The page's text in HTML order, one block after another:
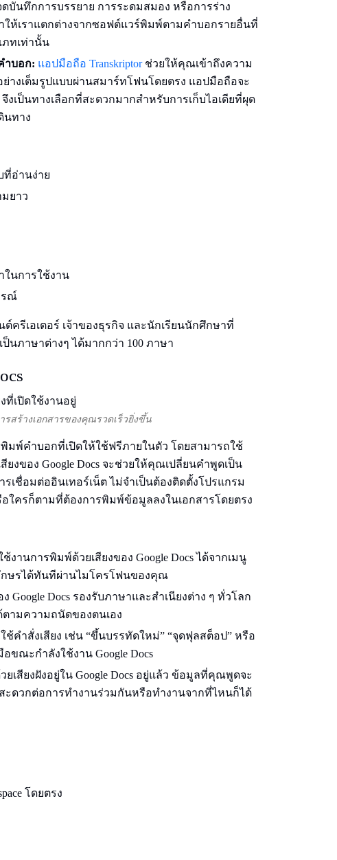
บันทึกการบรรยาย การระดมสมอง หรือการร่าง
ให้เราแตกต่างจากซอฟต์แวร์พิมพ์ตามคำบอกรายอื่นที่
ภทเท่านั้น
ำบอก: แอปมือถือ Transkriptorช่วยให้คุณเข้าถึงความ
างเต็มรูปแบบผ่านสมาร์ทโฟนโดยตรง แอปมือถือจะ
เป็นทางเลือกที่สะดวกมากสำหรับการเก็บไอเดียที่ผุด
นทาง
ที่อ่านง่าย
ยาว
ในการใช้งาน
รณ์
ต์ครีเอเตอร์ เจ้าของธุรกิจ และนักเรียนนักศึกษาที่
นภาษาต่างๆ ได้มากกว่า 100 ภาษา
รสร้างเอกสารของคุณรวดเร็วยิ่งขึ้น
พิมพ์คำบอกที่เปิดให้ใช้ฟรีภายในตัว โดยสามารถใช้
ยงของ Google Docs จะช่วยให้คุณเปลี่ยนคำพูดเป็น
เชื่อมต่ออินเทอร์เน็ต ไม่จำเป็นต้องติดตั้งโปรแกรม
ใครก็ตามที่ต้องการพิมพ์ข้อมูลลงในเอกสารโดยตรง
งานการพิมพ์ด้วยเสียงของ Google Docs ได้จากเมนู
อักษรได้ทันทีผ่านไมโครโฟนของคุณ
Google Docs รองรับภาษาและสําเนียงต่าง ๆ ทั่วโลก
ามความถนัดของตนเอง
คำสั่งเสียง เช่น “ขึ้นบรรทัดใหม่” “จุดฟุลสต็อป” หรือ
ขณะกำลังใช้งาน Google Docs
ยเสียงฝังอยู่ใน Google Docs อยู่แล้ว ข้อมูลที่คุณพูดจะ
ะดวกต่อการทำงานร่วมกันหรือทำงานจากที่ไหนก็ได้
โดยตรง